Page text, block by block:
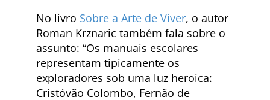
No livro Sobre a Arte de Viver, o autor
Roman Krznaric também fala sobre o
assunto: “Os manuais escolares
representam tipicamente os
exploradores sob uma luz heroica:
Cristóvão Colombo, Fernão de